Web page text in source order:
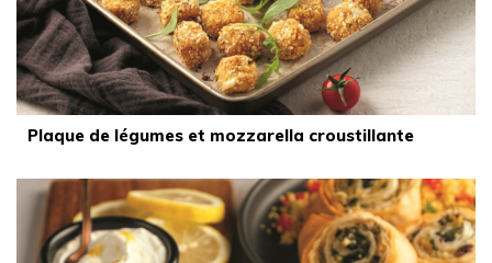
Plaque de légumes et mozzarella croustillante